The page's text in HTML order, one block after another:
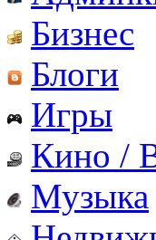
Бизнес
Блоги
Игры
Кино /
Музыка